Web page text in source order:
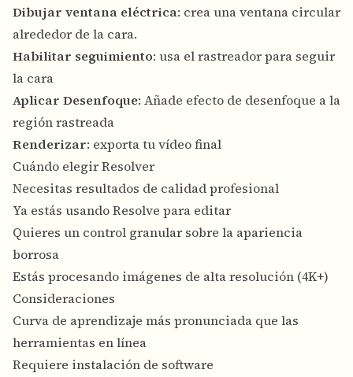
Dibujar ventana eléctrica: crea una ventana circular
alrededor de la cara.
Habilitar seguimiento: usa el rastreador para seguir
la cara
Aplicar Desenfoque: Añade efecto de desenfoque a la
región rastreada
Renderizar: exporta tu vídeo final
Cuándo elegir Resolver
Necesitas resultados de calidad profesional
Ya estás usando Resolve para editar
Quieres un control granular sobre la apariencia
borrosa
Estás procesando imágenes de alta resolución (4K+)
Consideraciones
Curva de aprendizaje más pronunciada que las
herramientas en línea
Requiere instalación de software